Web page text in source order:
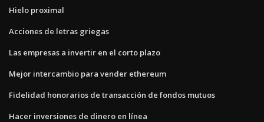
Hielo proximal
Acciones de letras griegas
Las empresas a invertir en el corto plazo
Mejor intercambio para vender ethereum
Fidelidad honorarios de transacción de fondos mutuos
Hacer inversiones de dinero en línea